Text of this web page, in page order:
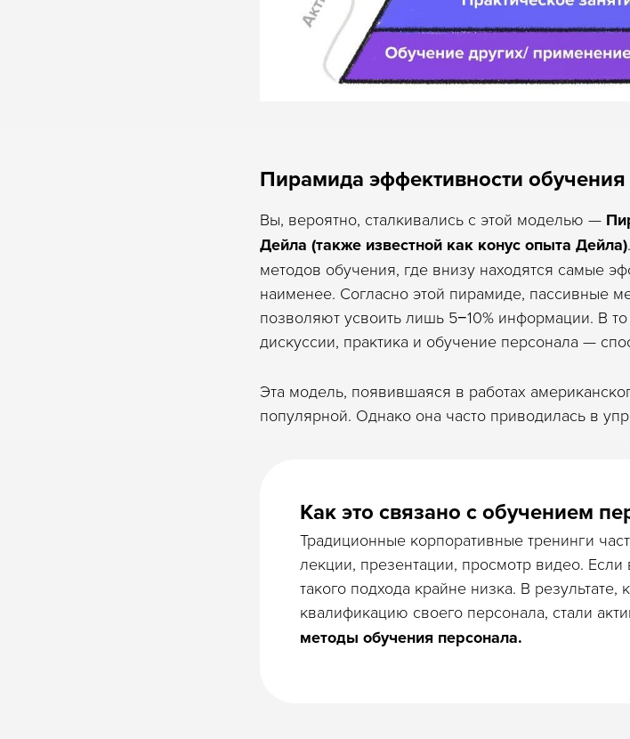
Пирамида эффективности
Вы, вероятно, сталкивались с этой моделью —
Дейла (также известной как конус опыта Дейла)
методов обучения, где внизу находятся самые
наименее. Согласно этой пирамиде, пассивные
позволяют усвоить лишь 5−10% информации. В
дискуссии, практика и обучение персонала —
Эта модель, появившаяся в работах
популярной. Однако она часто приводилась в
Как это связано с обучением
Традиционные корпоративные тренинги
лекции, презентации, просмотр видео.
такого подхода крайне низка. В
квалификацию своего персонала, стали
методы обучения персонала.